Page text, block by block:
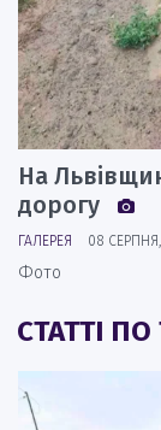
На
дорогу
ГАЛЕРЕЯ 08
Фото
СТАТТІ ПО